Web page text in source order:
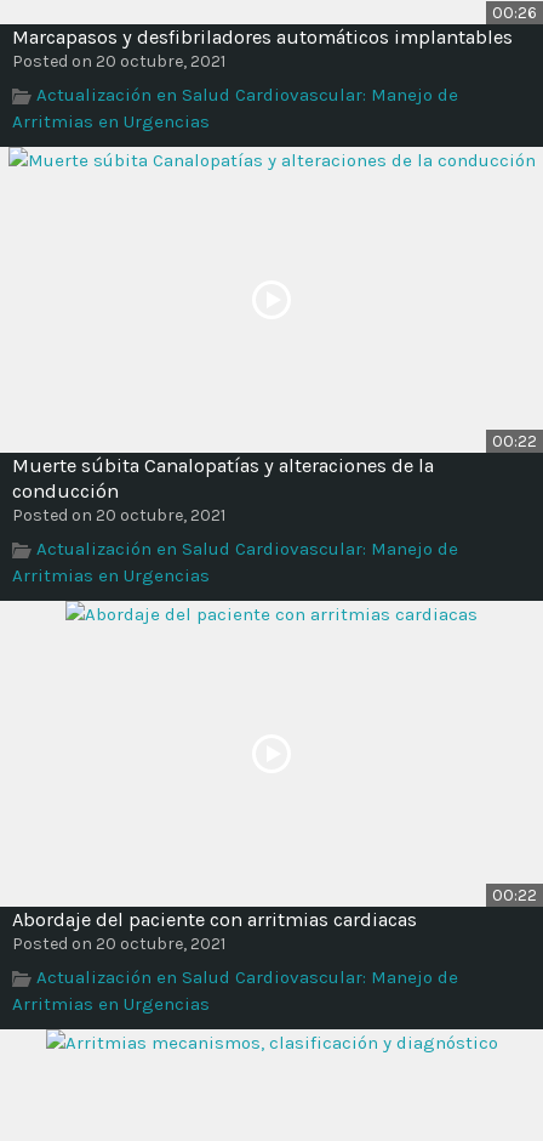
00:26
Marcapasos y desfibriladores automáticos implantables
Posted on 20 octubre, 2021
Actualización en Salud Cardiovascular: Manejo de
Arritmias en Urgencias
00:22
Muerte súbita Canalopatías y alteraciones de la
conducción
Posted on 20 octubre, 2021
Actualización en Salud Cardiovascular: Manejo de
Arritmias en Urgencias
00:22
Abordaje del paciente con arritmias cardiacas
Posted on 20 octubre, 2021
Actualización en Salud Cardiovascular: Manejo de
Arritmias en Urgencias